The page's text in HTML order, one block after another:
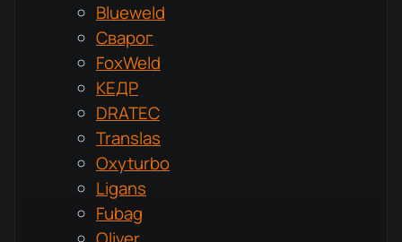
Blueweld
Сварог
FoxWeld
КЕДР
DRATEC
Translas
Oxyturbo
Ligans
Fubag